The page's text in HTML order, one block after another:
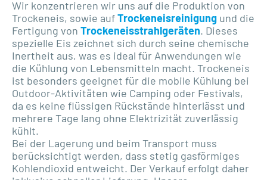
Wir konzentrieren wir uns auf die Produktion von
Trockeneis, sowie aufTrockeneisreinigung und die
Fertigung von Trockeneisstrahlgeräten. Dieses
spezielle Eis zeichnet sich durch seine chemische
Inertheit aus, was es ideal für Anwendungen wie
die Kühlung von Lebensmitteln macht. Trockeneis
ist besonders geeignet für die mobile Kühlung bei
Outdoor-Aktivitäten wie Camping oder Festivals,
da es keine flüssigen Rückstände hinterlässt und
mehrere Tage lang ohne Elektrizität zuverlässig
kühlt.
Bei der Lagerung und beim Transport muss
berücksichtigt werden, dass stetig gasförmiges
Kohlendioxid entweicht. Der Verkauf erfolgt daher